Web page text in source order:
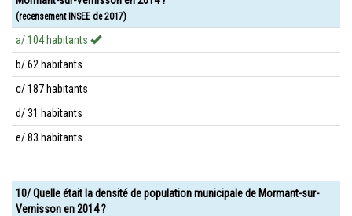
(recensement INSEE de 2017)
a/ 104 habitants
b/ 62 habitants
c/ 187 habitants
d/ 31 habitants
e/ 83 habitants
10/ Quelle était la densité de population municipale de Mormant-sur-
Vernisson en 2014 ?